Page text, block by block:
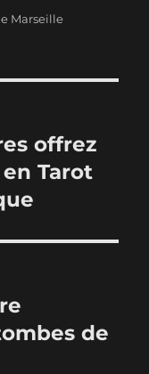
Marseille
offrez
Tarot
de